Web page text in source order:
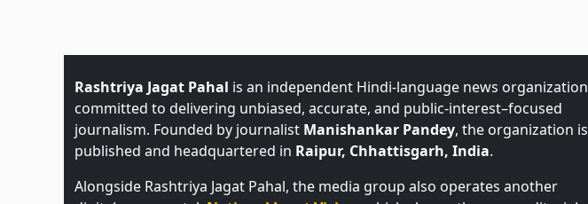
Rashtriya Jagat Pahal is an independent Hindi-language news organization
committed to delivering unbiased, accurate, and public-interest–focused
journalism. Founded by journalist Manishankar Pandey, the organization is
published and headquartered in Raipur, Chhattisgarh, India.
Alongside Rashtriya Jagat Pahal, the media group also operates another